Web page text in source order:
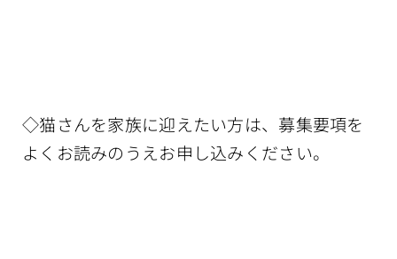
◇猫さんを家族に迎えたい方は、募集要項を
よくお読みのうえお申し込みください。